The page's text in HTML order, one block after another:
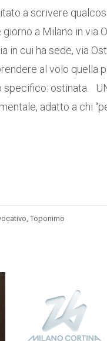
a scrivere
a Milano in via
cui ha sede, via
al volo quella
ostinata.
adatto a chi
, Toponimo